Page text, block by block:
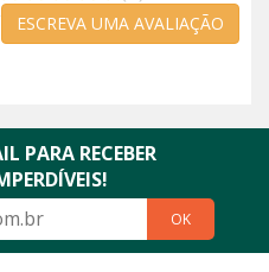
ESCREVA UMA AVALIAÇÃO
PARA RECEBER
OK